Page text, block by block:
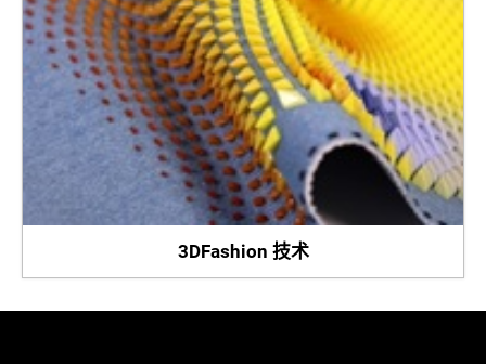
3DFashion 技术